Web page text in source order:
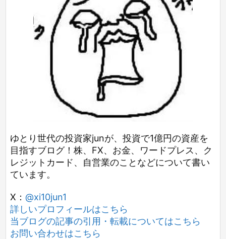
ゆとり世代の投資家junが、投資で1億円の資産を
目指すブログ！株、FX、お金、ワードプレス、ク
レジットカード、自営業のことなどについて書い
ています。
X： @xi10jun1
詳しいプロフィールはこちら
当ブログの記事の引用・転載についてはこちら
お問い合わせはこちら